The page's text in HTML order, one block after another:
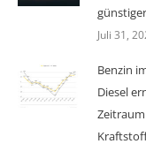
Juli 31,
Benzin
Diesel